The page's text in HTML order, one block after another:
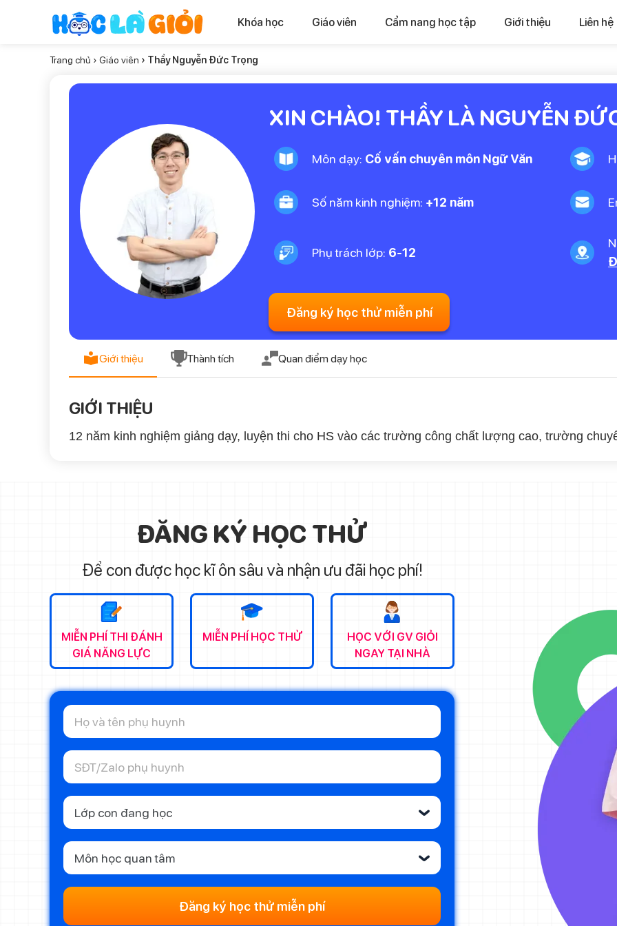
Khóa học Giáo viên Cẩm nang học tập Giới thiệu Liên hệ
Trang chủ › Giáo viên › Thầy Nguyễn Đức Trọng
XIN CHÀO! THẦY LÀ NGUYỄN
Môn dạy: Cố vấn chuyên môn Ngữ Văn
Số năm kinh nghiệm: +12 năm
Phụ trách lớp: 6-12
Đăng ký học thử miễn phí
Giới thiệu Thành tích Quan điểm dạy học
GIỚI THIỆU
12 năm kinh nghiệm giảng dạy, luyện thi cho HS vào các trường công chất lượng cao, trường
ĐĂNG KÝ HỌC THỬ
Để con được học kĩ ôn sâu và nhận ưu đãi học phí!
MIỄN PHÍ THI ĐÁNH
GIÁ NĂNG LỰC
MIỄN PHÍ HỌC THỬ
HỌC VỚI GV GIỎI
NGAY TẠI NHÀ
Lớp con đang học ‹
Môn học quan tâm ‹
Đăng ký học thử miễn phí